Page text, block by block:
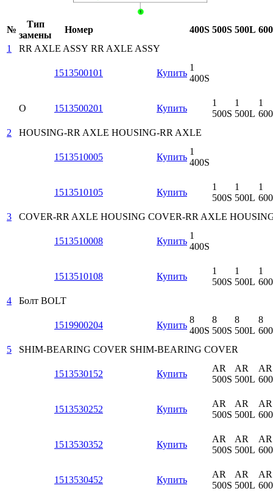
№
Тип
замены
Номер 400S 500S 500L
1
RR AXLE ASSY RR AXLE ASSY
1513500101 Купить
1
400S
O 1513500201 Купить
1
500S
1
500L
1
2
HOUSING-RR AXLE HOUSING-RR AXLE
1513510005 Купить
1
400S
1513510105 Купить
1
500S
1
500L
1
3
COVER-RR AXLE HOUSING COVER-RR AXLE
1513510008 Купить
1
400S
1513510108 Купить
1
500S
1
500L
1
4
Болт BOLT
1519900204 Купить
8
400S
8
500S
8
500L
8
5
SHIM-BEARING COVER SHIM-BEARING COVER
1513530152 Купить
AR
500S
AR
500L
AR
1513530252 Купить
AR
500S
AR
500L
AR
1513530352 Купить
AR
500S
AR
500L
AR
1513530452 Купить
AR
500S
AR
500L
AR